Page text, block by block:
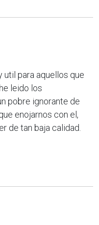
util para aquellos que
leido los
pobre ignorante de
enojarnos con el,
de tan baja calidad.